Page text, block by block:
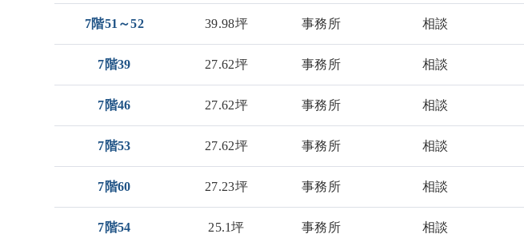
7階51～52 39.98坪 事務所 相談
7階39 27.62坪 事務所 相談
7階46 27.62坪 事務所 相談
7階53 27.62坪 事務所 相談
7階60 27.23坪 事務所 相談
7階54 25.1坪 事務所 相談